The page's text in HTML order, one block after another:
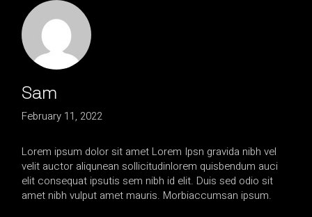
Sam
February 11, 2022
Lorem ipsum dolor sit amet Lorem Ipsn gravida nibh vel
velit auctor aliqunean sollicitudinlorem quisbendum auci
elit consequat ipsutis sem nibh id elit. Duis sed odio sit
amet nibh vulput amet mauris. Morbiaccumsan ipsum.